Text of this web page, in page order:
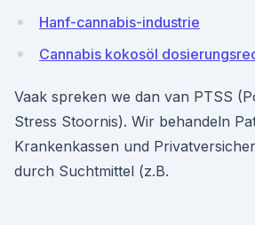
Hanf-cannabis-industrie
Cannabis kokosöl
Vaak spreken we dan van PTSS
Stress Stoornis). Wir behandeln
Krankenkassen und
durch Suchtmittel (z.B.